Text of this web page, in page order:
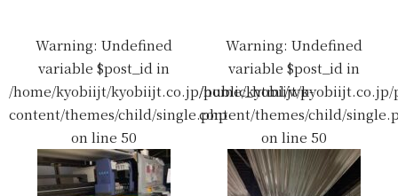
Warning: Undefined
variable $post_id in
/home/kyobiijt/kyobiijt.co.jp/public_html/wp-
content/themes/child/single.php
on line 50
Warning: Undefined
variable $post_id in
/home/kyobiijt/
content/themes/child/
on line 50